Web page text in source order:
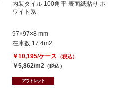
内装タイル 100角平 表面紙貼り ホ
ワイト系
97×97×8 mm
在庫数 17.4m2
￥10,195/ケース （税込）
￥5,862/m2 （税込）
アウトレット